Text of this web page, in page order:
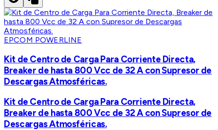
EPCOM POWERLINE
Kit de Centro de Carga Para Corriente Directa,
Breaker de hasta 800 Vcc de 32 A con Supresor de
Descargas Atmosféricas.
Kit de Centro de Carga Para Corriente Directa,
Breaker de hasta 800 Vcc de 32 A con Supresor de
Descargas Atmosféricas.